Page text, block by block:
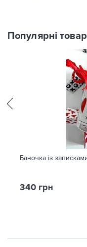
Популярні
Баночка із
340 грн